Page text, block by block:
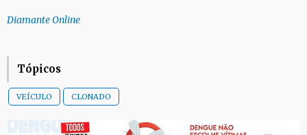
Diamante Online
Tópicos
VEÍCULO CLONADO